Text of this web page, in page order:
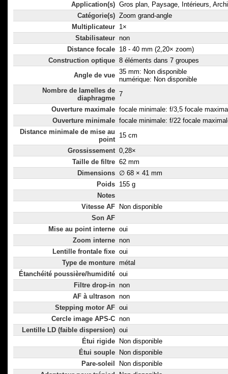
Application(s) Gros plan, Paysage, Intérieurs,
Catégorie(s) Zoom grand-angle
Multiplicateur 1×
Stabilisateur non
Distance focale 18 - 40 mm (2,20× zoom)
Construction optique 8 éléments dans 7 groupes
Angle de vue 35 mm: Non disponible
numérique: Non disponible
Nombre de lamelles de
diaphragme
7
Ouverture maximale focale minimale: f/3,5 focale
Ouverture minimale focale minimale: f/22 focale
Distance minimale de mise au
point
15 cm
Grossissement 0,28×
Taille de filtre 62 mm
Dimensions ∅ 68 × 41 mm
Poids 155 g
Notes
Vitesse AF
Non disponible
Son AF
Mise au point interne oui
Zoom interne non
Lentille frontale fixe oui
Type de monture métal
Étanchéité poussière/humidité oui
Filtre drop-in non
AF à ultrason non
Stepping motor AF oui
Cercle image APS-C non
Lentille LD (faible dispersion) oui
Étui rigide
Non disponible
Étui souple
Non disponible
Pare-soleil
Non disponible